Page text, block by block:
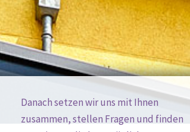
Danach setzen wir uns mit Ihnen
zusammen, stellen Fragen und finden